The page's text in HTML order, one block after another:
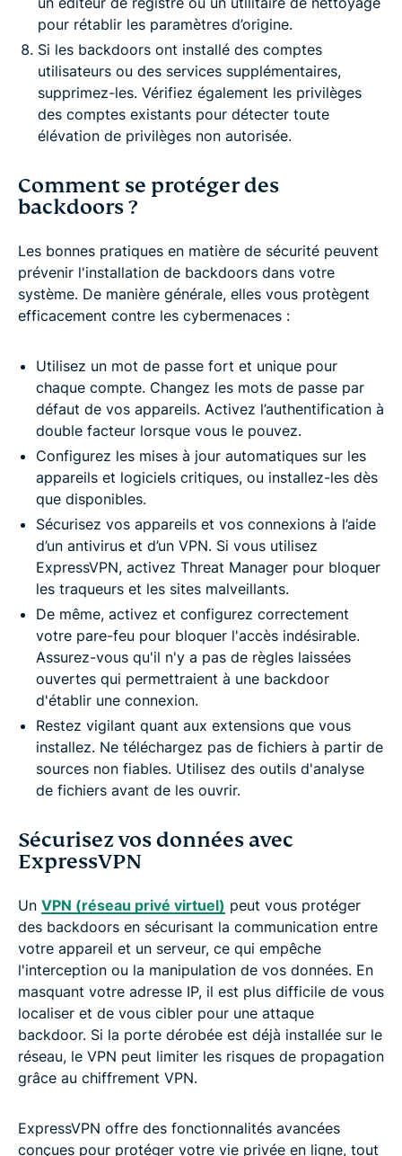
pour rétablir les paramètres d’origine.
Si les backdoors ont installé des comptes
utilisateurs ou des services supplémentaires,
supprimez-les. Vérifiez également les privilèges
des comptes existants pour détecter toute
élévation de privilèges non autorisée.
Comment se protéger des
backdoors ?
Les bonnes pratiques en matière de sécurité peuvent
prévenir l'installation de backdoors dans votre
système. De manière générale, elles vous protègent
efficacement contre les cybermenaces :
Utilisez un mot de passe fort et unique pour
chaque compte. Changez les mots de passe par
défaut de vos appareils. Activez l’authentification à
double facteur lorsque vous le pouvez.
Configurez les mises à jour automatiques sur les
appareils et logiciels critiques, ou installez-les dès
que disponibles.
Sécurisez vos appareils et vos connexions à l’aide
d’un antivirus et d’un VPN. Si vous utilisez
ExpressVPN, activez Threat Manager pour bloquer
les traqueurs et les sites malveillants.
De même, activez et configurez correctement
votre pare-feu pour bloquer l'accès indésirable.
Assurez-vous qu'il n'y a pas de règles laissées
ouvertes qui permettraient à une backdoor
d'établir une connexion.
Restez vigilant quant aux extensions que vous
installez. Ne téléchargez pas de fichiers à partir de
sources non fiables. Utilisez des outils d'analyse
de fichiers avant de les ouvrir.
Sécurisez vos données avec
ExpressVPN
Un VPN (réseau privé virtuel) peut vous protéger
des backdoors en sécurisant la communication entre
votre appareil et un serveur, ce qui empêche
l'interception ou la manipulation de vos données. En
masquant votre adresse IP, il est plus difficile de vous
localiser et de vous cibler pour une attaque
backdoor. Si la porte dérobée est déjà installée sur le
réseau, le VPN peut limiter les risques de propagation
grâce au chiffrement VPN.
ExpressVPN offre des fonctionnalités avancées
conçues pour protéger votre vie privée en ligne, tout